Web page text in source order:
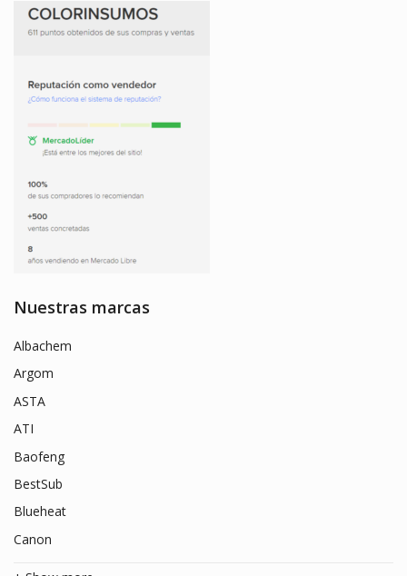
Nuestras marcas
Albachem
Argom
ASTA
ATI
Baofeng
BestSub
Blueheat
Canon